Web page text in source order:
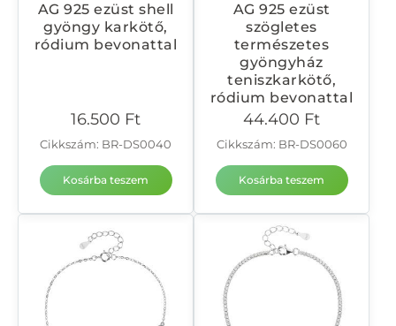
AG 925 ezüst shell
gyöngy karkötő,
ródium bevonattal
16.500 Ft
Cikkszám: BR-DS0040
Kosárba teszem
AG 925 ezüst
szögletes
természetes
gyöngyház
teniszkarkötő,
ródium bevonattal
44.400 Ft
Cikkszám: BR-DS0060
Kosárba teszem